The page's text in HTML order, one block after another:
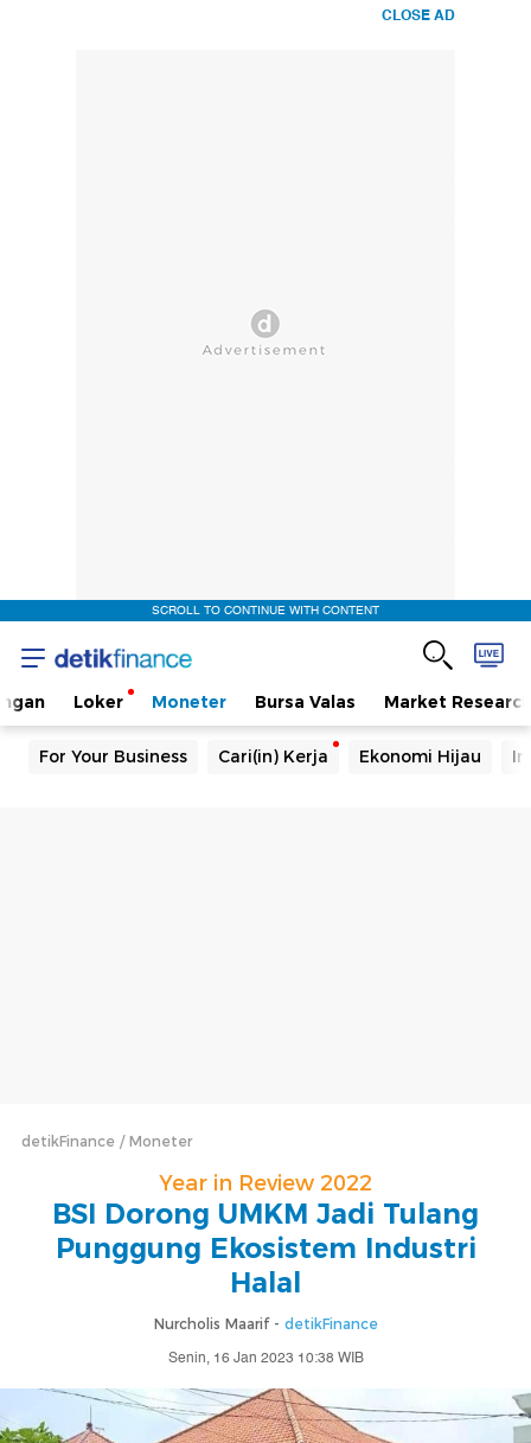
CLOSE AD
SCROLL TO CONTINUE WITH CONTENT
Loker Moneter Bursa Valas Market Research
For Your Business Cari(in) Kerja Ekonomi Hijau
detikFinance Moneter
Year in Review 2022
BSI Dorong UMKM Jadi Tulang
Punggung Ekosistem Industri
Halal
Nurcholis Maarif - detikFinance
Senin, 16 Jan 2023 10:38 WIB